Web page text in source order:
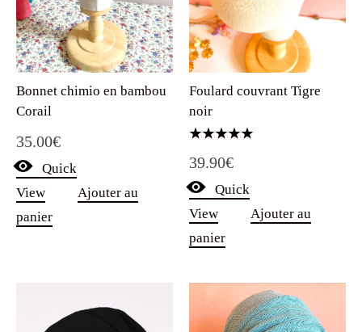
Bonnet chimio en bambou
Corail
35.00€
Quick
View
Ajouter au
panier
Foulard couvrant Tigre
noir
5.00
sur 5
39.90€
Quick
View
Ajouter au
panier